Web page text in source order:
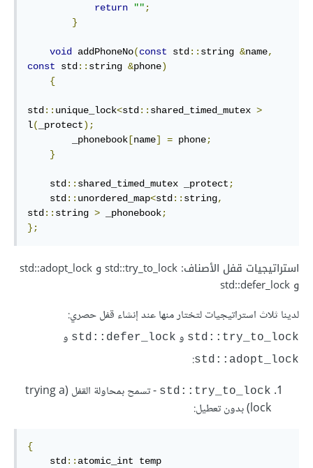
return
"";
}
void addPhoneNo(const std:: string &name,
const std:: string &phone)
{
std:: unique_lock<std:: shared_timed_mutex >
l( _protect);
        _phonebook
[name] = phone;
}
    std
:: shared_timed_mutex _protect;
    std
:: unordered_map<std:: string,
std:: string > _phonebook;
};
استراتيجيات قفل الأصناف: std::try_to_lock و std::adopt_lock
و std::defer_lock
لدينا ثلاث استراتيجيات لتختار منها عند إنشاء قفل حصري:
‎std::try_to_lock‎ و std::defer_lock و
std::adopt_lock
:
std::try_to_lock
- تسمح بمحاولة القفل (trying a
lock) بدون تعطيل:
{
    std
:: atomic_int temp